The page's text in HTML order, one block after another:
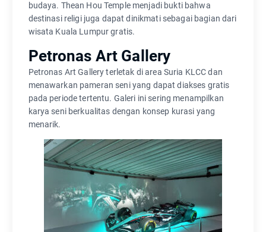
budaya. Thean Hou Temple menjadi bukti bahwa
destinasi religi juga dapat dinikmati sebagai bagian dari
wisata Kuala Lumpur gratis.
Petronas Art Gallery
Petronas Art Gallery terletak di area Suria KLCC dan
menawarkan pameran seni yang dapat diakses gratis
pada periode tertentu. Galeri ini sering menampilkan
karya seni berkualitas dengan konsep kurasi yang
menarik.